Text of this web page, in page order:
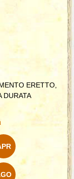
ERETTO,
DURATA